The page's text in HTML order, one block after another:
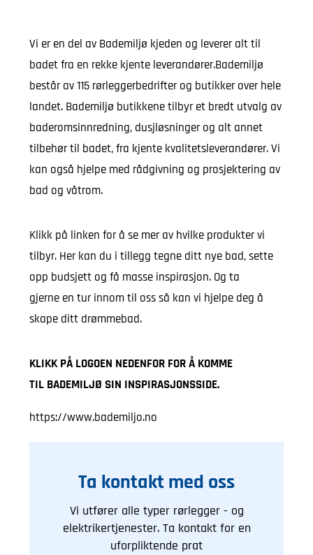
Vi er en del av Bademiljø kjeden og leverer alt til
badet fra en rekke kjente leverandører.Bademiljø
består av 115 rørleggerbedrifter og butikker over hele
landet. Bademiljø butikkene tilbyr et bredt utvalg av
baderomsinnredning, dusjløsninger og alt annet
tilbehør til badet, fra kjente kvalitetsleverandører. Vi
kan også hjelpe med rådgivning og prosjektering av
bad og våtrom.
Klikk på linken for å se mer av hvilke produkter vi
tilbyr. Her kan du i tillegg tegne ditt nye bad, sette
opp budsjett og få masse inspirasjon. Og ta
gjerne en tur innom til oss så kan vi hjelpe deg å
skape ditt drømmebad.
KLIKK PÅ LOGOEN NEDENFOR FOR Å KOMME
TIL BADEMILJØ SIN INSPIRASJONSSIDE.
https://www.bademiljo.no
Ta kontakt med oss
Vi utfører alle typer rørlegger - og
elektrikertjenester. Ta kontakt for en
uforpliktende prat